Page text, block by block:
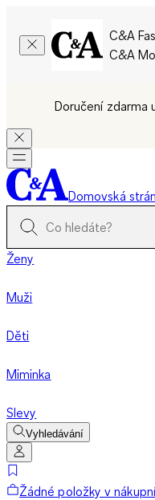
C&A
C&A
Doručení zdarma
Domovská
Ženy
Muži
Děti
Miminka
Slevy
Vyhledávání
Žádné položky v